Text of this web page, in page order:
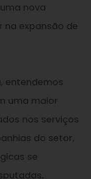
nova
na expansão de
entendemos
uma maior
nos serviços
do setor,
se